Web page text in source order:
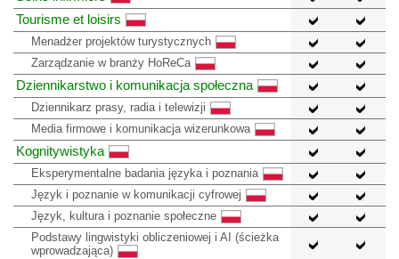
Tourisme et loisirs
Menadżer projektów turystycznych
Zarządzanie w branży HoReCa
Dziennikarstwo i komunikacja społeczna
Dziennikarz prasy, radia i telewizji
Media firmowe i komunikacja wizerunkowa
Kognitywistyka
Eksperymentalne badania języka i poznania
Język i poznanie w komunikacji cyfrowej
Język, kultura i poznanie społeczne
Podstawy lingwistyki obliczeniowej i AI (ścieżka
wprowadzająca)